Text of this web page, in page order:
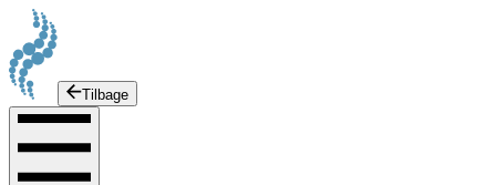
Tilbage